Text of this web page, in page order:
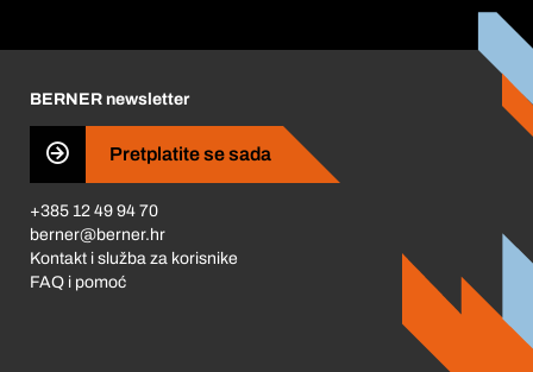
Business Conduct
BERNER newsletter
Pretplatite se sada
+385 12 49 94 70
berner@berner.hr
Kontakt i služba za korisnike
FAQ i pomoć